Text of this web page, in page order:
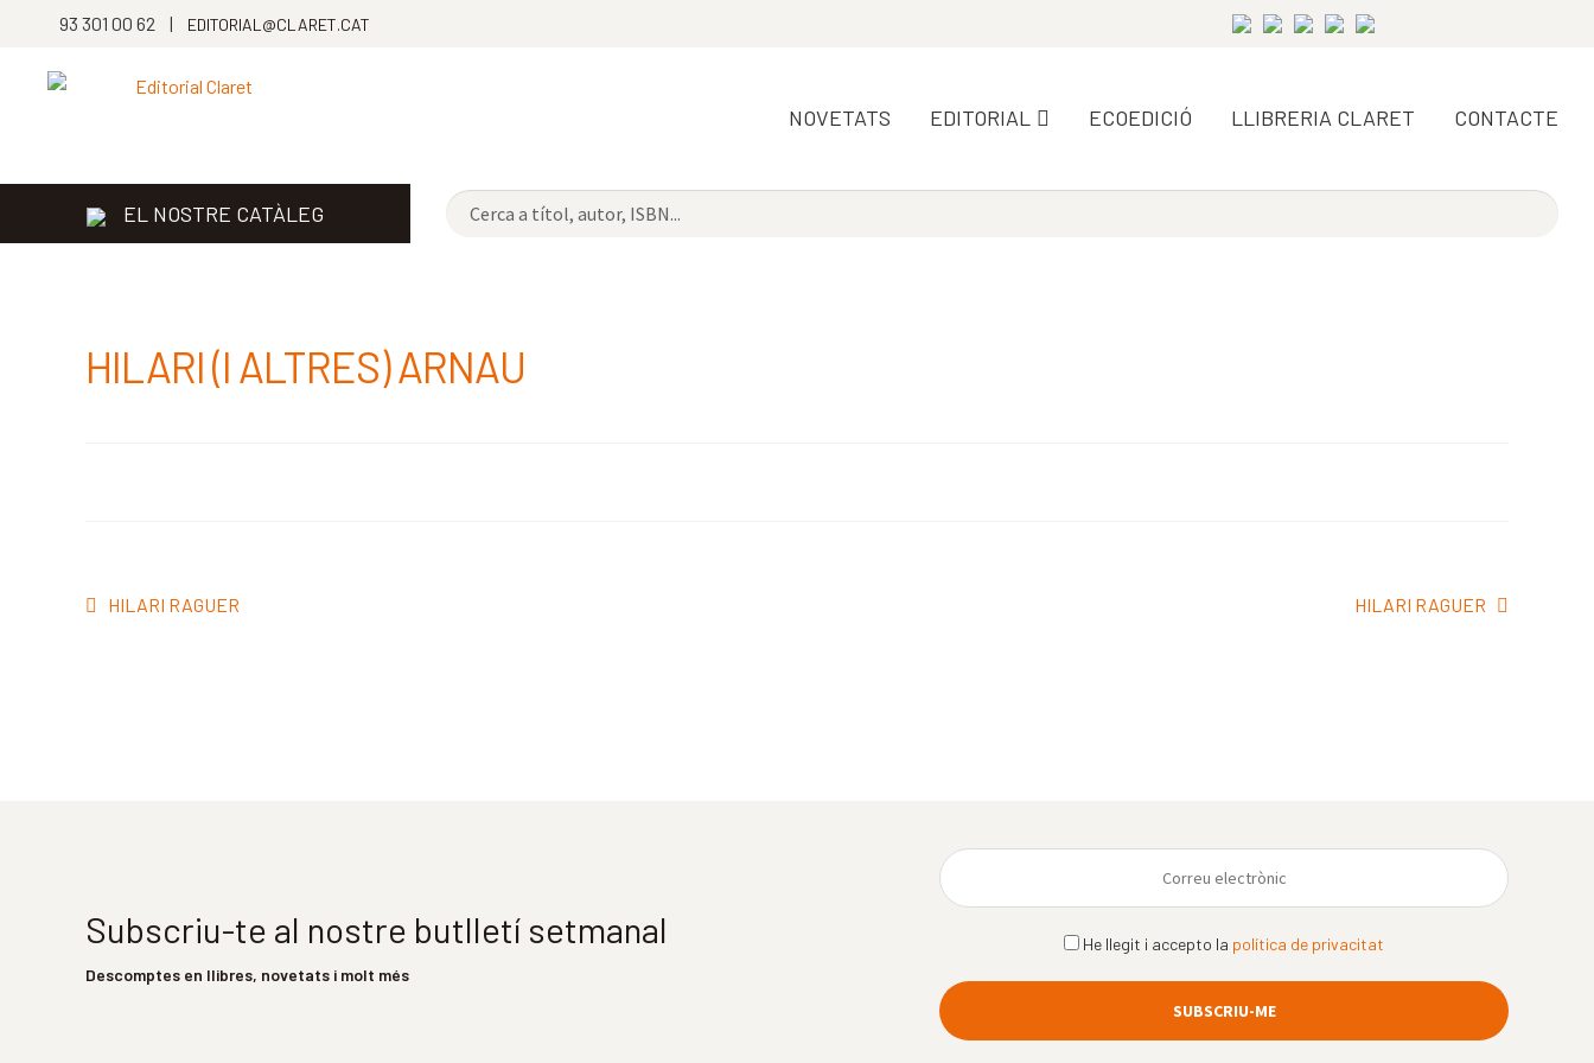
93 301 00 62 | EDITORIAL@CLARET.CAT
NOVETATS EDITORIAL ECOEDICIÓ LLIBRERIA CLARET CONTACTE
EL NOSTRE CATÀLEG
HILARI (I ALTRES) ARNAU
Navegació
Entrada
HILARI RAGUER
Pròxima
HILARI RAGUER
Subscriu-te al nostre butlletí setmanal
Descomptes en llibres, novetats i molt més
He llegit i accepto la política de privacitat